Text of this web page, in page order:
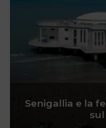
Senigallia e la